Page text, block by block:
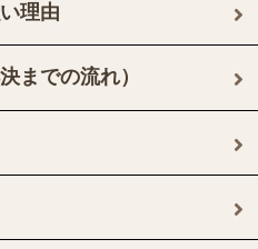
理由
までの流れ）